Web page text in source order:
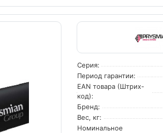
Серия:
Период гарантии:
EAN товара (Штрих-
код):
Бренд:
Вес, кг:
Номинальное